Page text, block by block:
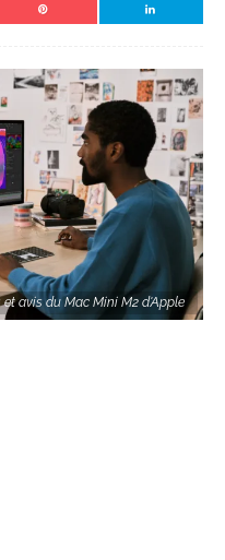
avis du Mac Mini M2 d'Apple